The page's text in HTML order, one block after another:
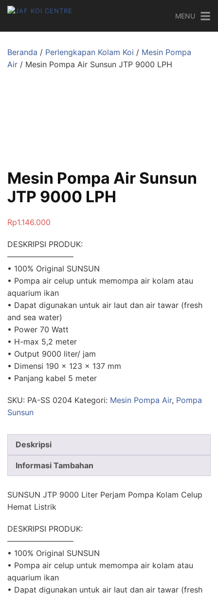
MENU
Beranda / Perlengkapan Kolam Koi / Mesin Pompa
Air / Mesin Pompa Air Sunsun JTP 9000 LPH
Mesin Pompa Air Sunsun
JTP 9000 LPH
Rp1.146.000
DESKRIPSI PRODUK:
————————–
• 100% Original SUNSUN
• Pompa air celup untuk memompa air kolam atau
aquarium ikan
• Dapat digunakan untuk air laut dan air tawar (fresh
and sea water)
• Power 70 Watt
• H-max 5,2 meter
• Output 9000 liter/ jam
• Dimensi 190 x 123 x 137 mm
• Panjang kabel 5 meter
SKU: PA-SS 0204 Kategori: Mesin Pompa Air, Pompa
Sunsun
Deskripsi
Informasi Tambahan
SUNSUN JTP 9000 Liter Perjam Pompa Kolam Celup
Hemat Listrik
DESKRIPSI PRODUK:
————————–
• 100% Original SUNSUN
• Pompa air celup untuk memompa air kolam atau
aquarium ikan
• Dapat digunakan untuk air laut dan air tawar (fresh